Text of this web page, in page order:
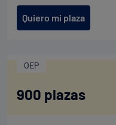
Quiero mi plaza
OEP
900 plazas